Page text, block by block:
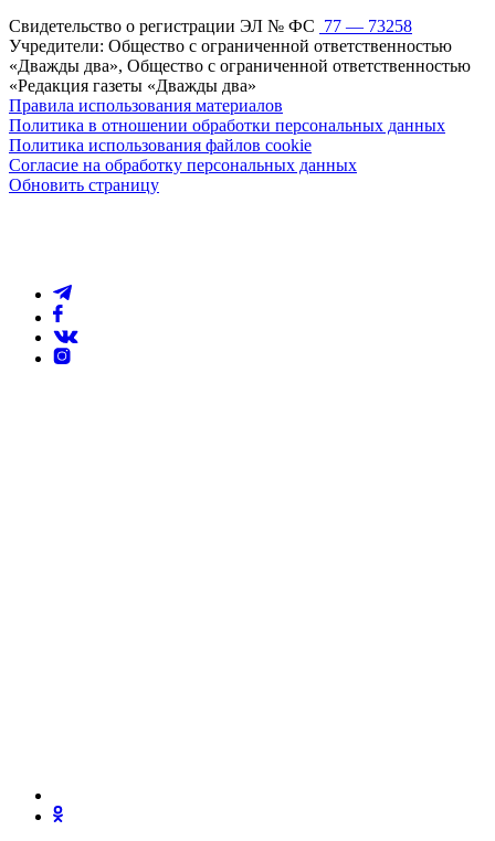
Свидетельство о регистрации ЭЛ № ФС 77 — 73258
Учредители: Общество с ограниченной ответственностью
«Дважды два», Общество с ограниченной ответственностью
«Редакция газеты «Дважды два»
Правила использования материалов
Политика в отношении обработки персональных данных
Политика использования файлов cookie
Согласие на обработку персональных данных
Обновить страницу